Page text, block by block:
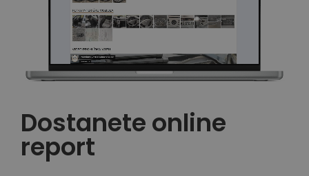
Dostanete online
report